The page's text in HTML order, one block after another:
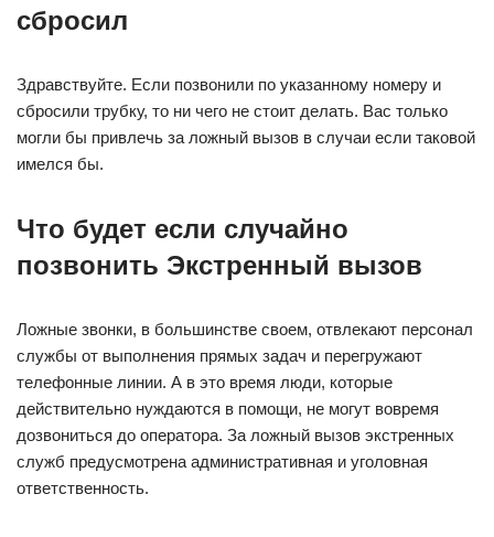
сбросил
Здравствуйте. Если позвонили по указанному номеру и
сбросили трубку, то ни чего не стоит делать. Вас только
могли бы привлечь за ложный вызов в случаи если таковой
имелся бы.
Что будет если случайно
позвонить Экстренный вызов
Ложные звонки, в большинстве своем, отвлекают персонал
службы от выполнения прямых задач и перегружают
телефонные линии. А в это время люди, которые
действительно нуждаются в помощи, не могут вовремя
дозвониться до оператора. За ложный вызов экстренных
служб предусмотрена административная и уголовная
ответственность.